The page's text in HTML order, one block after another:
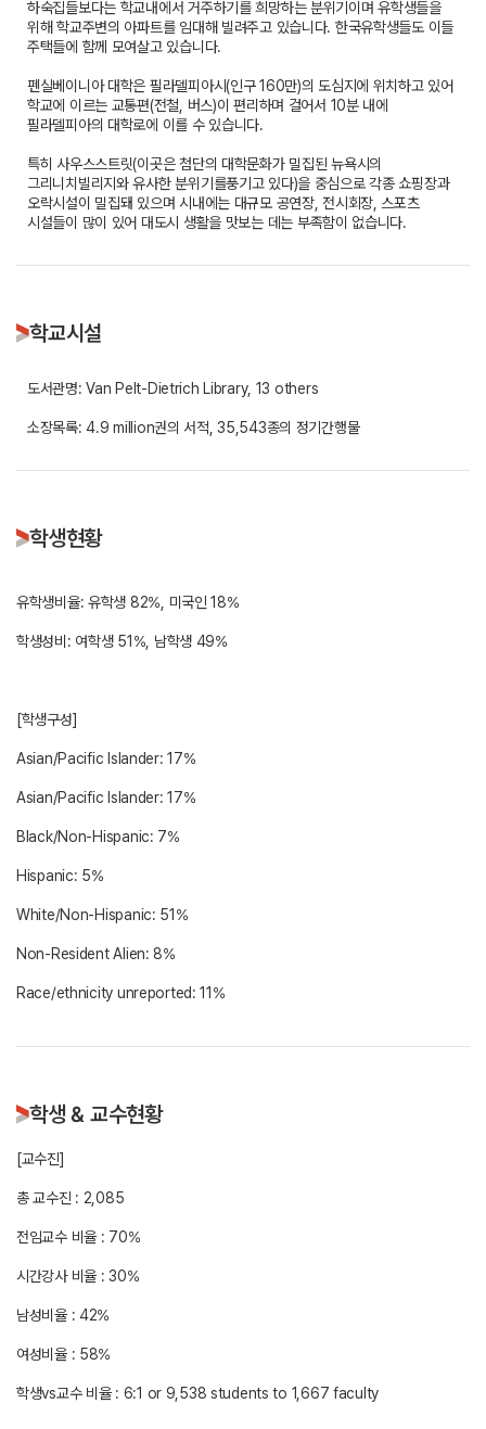
하숙집들보다는 학교내에서 거주하기를 희망하는 분위기이며 유학생들을
위해 학교주변의 아파트를 임대해 빌려주고 있습니다. 한국유학생들도 이들
주택들에 함께 모여살고 있습니다.
펜실베이니아 대학은 필라델피아시(인구 160만)의 도심지에 위치하고 있어
학교에 이르는 교통편(전철, 버스)이 편리하며 걸어서 10분 내에
필라델피아의 대학로에 이를 수 있습니다.
특히 사우스스트릿(이곳은 첨단의 대학문화가 밀집된 뉴욕시의
그리니치빌리지와 유사한 분위기를풍기고 있다)을 중심으로 각종 쇼핑장과
오락시설이 밀집돼 있으며 시내에는 대규모 공연장, 전시회장, 스포츠
시설들이 많이 있어 대도시 생활을 맛보는 데는 부족함이 없습니다.
학교시설
도서관명: Van Pelt-Dietrich Library, 13 others
소장목록: 4.9 million권의 서적, 35,543종의 정기간행물
학생현황
유학생비율: 유학생 82%, 미국인 18%
학생성비: 여학생 51%, 남학생 49%
[학생구성]
Asian/Pacific Islander: 17%
Asian/Pacific Islander: 17%
Black/Non-Hispanic: 7%
Hispanic: 5%
White/Non-Hispanic: 51%
Non-Resident Alien: 8%
학생 & 교수현황
[교수진]
총 교수진 : 2,085
전임교수 비율 : 70%
시간강사 비율 : 30%
남성비율 : 42%
여성비율 : 58%
학생vs교수 비율 : 6:1 or 9,538 students to 1,667 faculty